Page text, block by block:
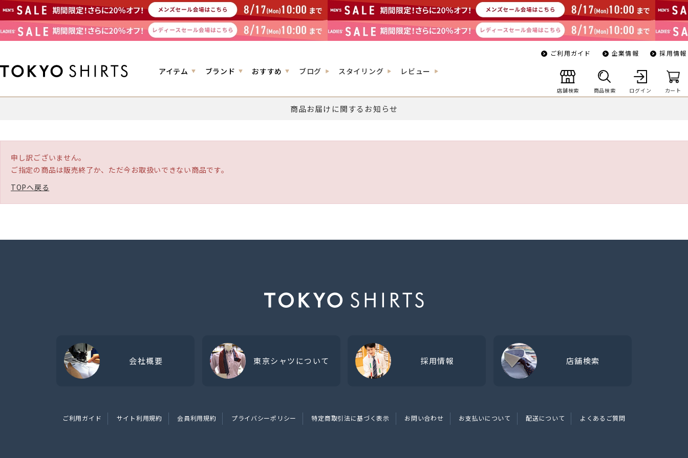
アイテム ブランド おすすめ ブログ スタイリング レビュー
ご利用ガイド 企業情報 採用情報
店舗検索 商品検索 ログイン カート
商品お届けに関するお知らせ
申し訳ございません。
ご指定の商品は販売終了か、ただ今お取扱いできない商品です。
TOPへ戻る
会社概要 東京シャツについて 採用情報 店舗検索
ご利用ガイド サイト利用規約 会員利用規約 プライバシーポリシー 特定商取引法に基づく表示 お問い合わせ お支払いについて 配送について よくあるご質問